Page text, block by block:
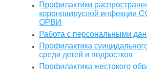
Профилактики
короновирусной инфекции
ОРВИ
Работа с персональными
Профилактика
среди детей и подростков
Профилактика жестокого